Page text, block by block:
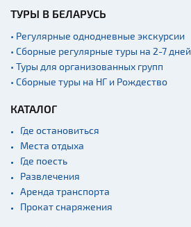
ТУРЫ В БЕЛАРУСЬ
• Регулярные однодневные экскурсии
• Сборные регулярные туры на 2-7 дней
• Туры для организованных групп
• Сборные туры на НГ и Рождество
КАТАЛОГ
Где остановиться
Места отдыха
Где поесть
Развлечения
Аренда транспорта
Прокат снаряжения